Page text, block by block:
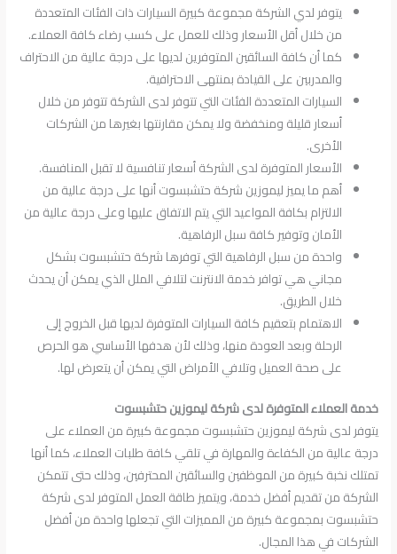
يتوفر لدي الشركة مجموعة كبيرة السيارات ذات الفئات المتعددة
من خلال أقل الأسعار وذلك للعمل على كسب رضاء كافة العملاء.
كما أن كافة السائقين المتوفرين لديها على درجة عالية من الاحتراف
والمدربين على القيادة بمنتهى الاحترافية.
السيارات المتعددة الفئات التي تتوفر لدى الشركة تتوفر من خلال
أسعار قليلة ومنخفضة ولا يمكن مقارنتها بغيرها من الشركات
الأخرى.
الأسعار المتوفرة لدى الشركة أسعار تنافسية لا تقبل المنافسة.
أهم ما يميز ليموزين شركة حتشبسوت أنها على درجة عالية من
الالتزام بكافة المواعيد التي يتم الاتفاق عليها وعلى درجة عالية من
الأمان وتوفير كافة سبل الرفاهية.
واحدة من سبل الرفاهية التي توفرها شركة حتشبسوت بشكل
مجاني هي توافر خدمة الانترنت لتلافي الملل الذي يمكن أن يحدث
خلال الطريق.
الاهتمام بتعقيم كافة السيارات المتوفرة لديها قبل الخروج إلى
الرحلة وبعد العودة منها، وذلك لأن هدفها الأساسي هو الحرص
على صحة العميل وتلافي الأمراض التي يمكن أن يتعرض لها.
خدمة العملاء المتوفرة لدى شركة ليموزين حتشبسوت
يتوفر لدى شركة ليموزين حتشبسوت مجموعة كبيرة من العملاء على
درجة عالية من الكفاءة والمهارة في تلقي كافة طلبات العملاء، كما أنها
تمتلك نخبة كبيرة من الموظفين والسائقين المحترفين، وذلك حتى تتمكن
الشركة من تقديم أفضل خدمة، ويتميز طاقة العمل المتوفر لدى شركة
حتشبسوت بمجموعة كبيرة من المميزات التي تجعلها واحدة من أفضل
الشركات في هذا المجال.